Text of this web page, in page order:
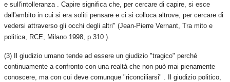
e sull'intolleranza . Capire significa che, per cercare di capire, si esce
dall'ambito in cui si era soliti pensare e ci si colloca altrove, per cercare di
vedersi attraverso gli occhi degli altri" (Jean-Pierre Vernant, Tra mito e
politica, RCE, Milano 1998, p.310 ).
(3) Il giudizio umano tende ad essere un giudizio "tragico" perché
continuamente a confronto con una realtà che non può mai pienamente
conoscere, ma con cui deve comunque "riconciliarsi" . Il giudizio politico,